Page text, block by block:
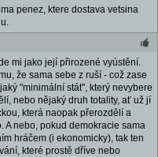
penez, ktere dostava vetsina
mi jako její přirozené vyústění.
že sama sebe z ruší - což zase
"minimální stát", který nevybere
nebo nějaký druh totality, ať už jí
která naopak přerozdělí a
A nebo, pokud demokracie sama
hráčem (i ekonomicky), tak ten
které prostě dříve nebo